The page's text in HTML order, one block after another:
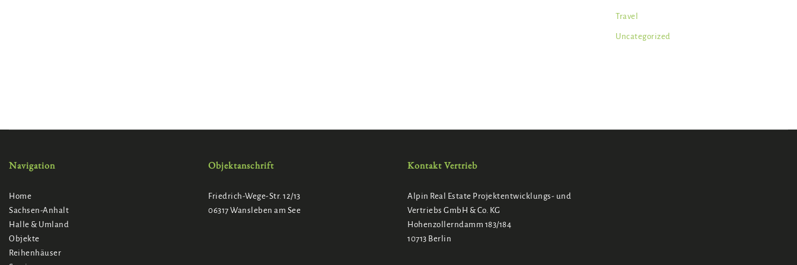
Travel
Uncategorized
Navigation
Home
Sachsen-Anhalt
Halle & Umland
Objekte
Reihenhäuser
Objektanschrift
Friedrich-Wege-Str. 12/13
06317 Wansleben am See
Kontakt Vertrieb
Alpin Real Estate Projektentwicklungs- und
Vertriebs GmbH & Co. KG
Hohenzollerndamm 183/184
10713 Berlin